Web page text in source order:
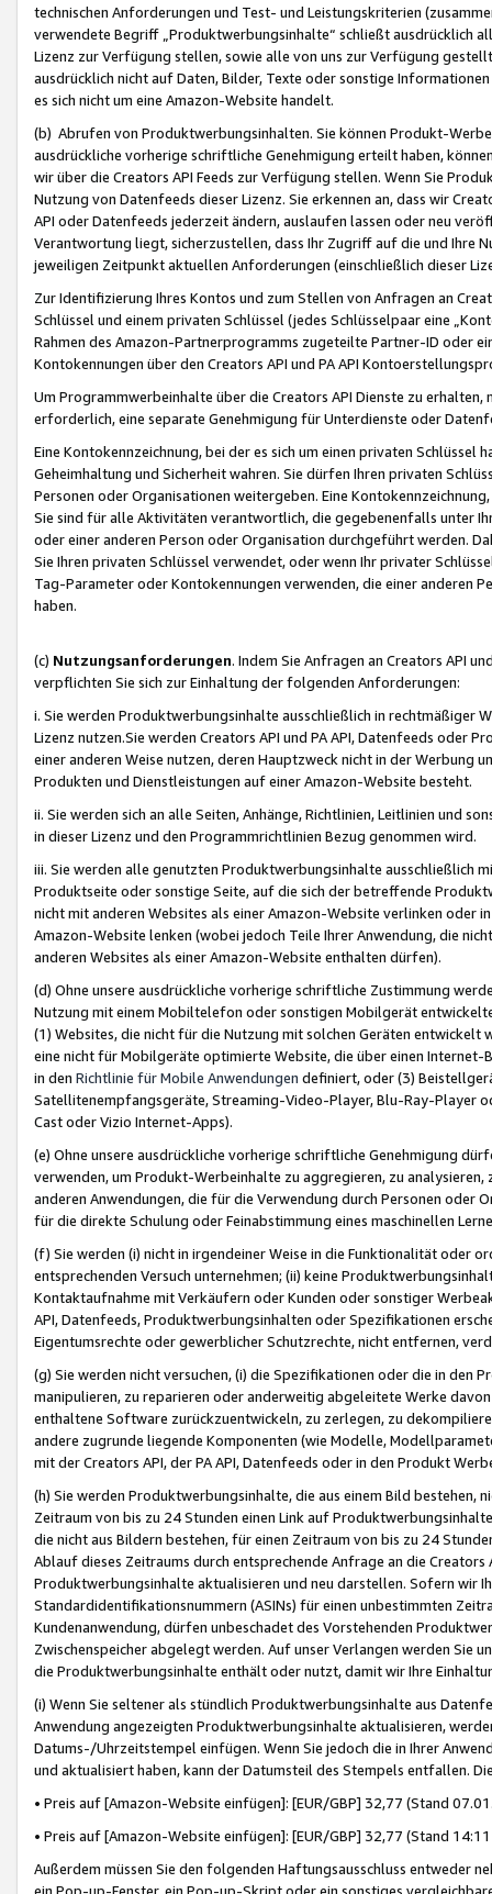
technischen Anforderungen und Test- und Leistungskriterien
verwendete Begriff „Produktwerbungsinhalte“ schließt ausdrücklich
Lizenz zur Verfügung stellen, sowie alle von uns zur Verfügung
ausdrücklich nicht auf Daten, Bilder, Texte oder sonstige
es sich nicht um eine Amazon-Website handelt.
(b) Abrufen von Produktwerbungsinhalten. Sie können Produkt-
ausdrückliche vorherige schriftliche Genehmigung erteilt haben,
wir über die Creators API Feeds zur Verfügung stellen. Wenn Sie
Nutzung von Datenfeeds dieser Lizenz. Sie erkennen an, dass wir
API oder Datenfeeds jederzeit ändern, auslaufen lassen oder neu
Verantwortung liegt, sicherzustellen, dass Ihr Zugriff auf die und Ihre
jeweiligen Zeitpunkt aktuellen Anforderungen (einschließlich dieser
Zur Identifizierung Ihres Kontos und zum Stellen von Anfragen an
Schlüssel und einem privaten Schlüssel (jedes Schlüsselpaar eine
Rahmen des Amazon-Partnerprogramms zugeteilte Partner-ID oder
Kontokennungen über den Creators API und PA API
Um Programmwerbeinhalte über die Creators API Dienste zu
erforderlich, eine separate Genehmigung für Unterdienste oder
Eine Kontokennzeichnung, bei der es sich um einen privaten
Geheimhaltung und Sicherheit wahren. Sie dürfen Ihren privaten
Personen oder Organisationen weitergeben. Eine
Sie sind für alle Aktivitäten verantwortlich, die gegebenenfalls unter
oder einer anderen Person oder Organisation durchgeführt werden.
Sie Ihren privaten Schlüssel verwendet, oder wenn Ihr privater
Tag-Parameter oder Kontokennungen verwenden, die einer anderen
haben.
(c) Nutzungsanforderungen. Indem Sie Anfragen an Creators API
verpflichten Sie sich zur Einhaltung der folgenden Anforderungen:
i. Sie werden Produktwerbungsinhalte ausschließlich in rechtmäßiger
Lizenz nutzen.Sie werden Creators API und PA API, Datenfeeds oder
einer anderen Weise nutzen, deren Hauptzweck nicht in der Werbung
Produkten und Dienstleistungen auf einer Amazon-Website besteht.
ii. Sie werden sich an alle Seiten, Anhänge, Richtlinien, Leitlinien und
in dieser Lizenz und den Programmrichtlinien Bezug genommen wird.
iii. Sie werden alle genutzten Produktwerbungsinhalte ausschließlich
Produktseite oder sonstige Seite, auf die sich der betreffende
nicht mit anderen Websites als einer Amazon-Website verlinken oder
Amazon-Website lenken (wobei jedoch Teile Ihrer Anwendung, die
anderen Websites als einer Amazon-Website enthalten dürfen).
(d) Ohne unsere ausdrückliche vorherige schriftliche Zustimmung
Nutzung mit einem Mobiltelefon oder sonstigen Mobilgerät
(1) Websites, die nicht für die Nutzung mit solchen Geräten
eine nicht für Mobilgeräte optimierte Website, die über einen
in den Richtlinie für Mobile Anwendungen definiert, oder (3)
Satellitenempfangsgeräte, Streaming-Video-Player, Blu-Ray-Player
Cast oder Vizio Internet-Apps).
(e) Ohne unsere ausdrückliche vorherige schriftliche Genehmigung
verwenden, um Produkt-Werbeinhalte zu aggregieren, zu
anderen Anwendungen, die für die Verwendung durch Personen
für die direkte Schulung oder Feinabstimmung eines maschinellen
(f) Sie werden (i) nicht in irgendeiner Weise in die Funktionalität oder
entsprechenden Versuch unternehmen; (ii) keine
Kontaktaufnahme mit Verkäufern oder Kunden oder sonstiger
API, Datenfeeds, Produktwerbungsinhalten oder Spezifikationen
Eigentumsrechte oder gewerblicher Schutzrechte, nicht entfernen,
(g) Sie werden nicht versuchen, (i) die Spezifikationen oder die in
manipulieren, zu reparieren oder anderweitig abgeleitete Werke
enthaltene Software zurückzuentwickeln, zu zerlegen, zu
andere zugrunde liegende Komponenten (wie Modelle,
mit der Creators API, der PA API, Datenfeeds oder in den Produkt
(h) Sie werden Produktwerbungsinhalte, die aus einem Bild bestehen,
Zeitraum von bis zu 24 Stunden einen Link auf
die nicht aus Bildern bestehen, für einen Zeitraum von bis zu 24
Ablauf dieses Zeitraums durch entsprechende Anfrage an die
Produktwerbungsinhalte aktualisieren und neu darstellen. Sofern wir
Standardidentifikationsnummern (ASINs) für einen unbestimmten
Kundenanwendung, dürfen unbeschadet des Vorstehenden
Zwischenspeicher abgelegt werden. Auf unser Verlangen werden Sie
die Produktwerbungsinhalte enthält oder nutzt, damit wir Ihre
(i) Wenn Sie seltener als stündlich Produktwerbungsinhalte aus
Anwendung angezeigten Produktwerbungsinhalte aktualisieren,
Datums-/Uhrzeitstempel einfügen. Wenn Sie jedoch die in Ihrer
und aktualisiert haben, kann der Datumsteil des Stempels entfallen.
• Preis auf [Amazon-Website einfügen]: [EUR/GBP] 32,77 (Stand
• Preis auf [Amazon-Website einfügen]: [EUR/GBP] 32,77 (Stand
Außerdem müssen Sie den folgenden Haftungsausschluss entweder
ein Pop-up-Fenster, ein Pop-up-Skript oder ein sonstiges